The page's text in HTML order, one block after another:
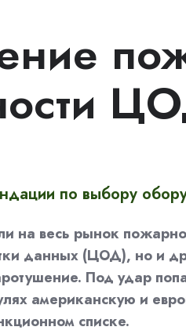
по выбору
на весь рынок
данных (ЦОД), но и
Под удар
американскую и
списке.